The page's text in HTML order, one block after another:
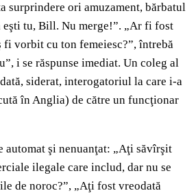
surprindere ori amuzament, bărbatul
eşti tu, Bill. Nu merge!”. „Ar fi fost
fi vorbit cu ton femeiesc?”, întrebă
i se răspunse imediat. Un coleg al
siderat, interogatoriul la care i-a
în Anglia) de către un funcţionar
automat şi nenuanţat: „Aţi săvîrşit
ilegale care includ, dar nu se
de noroc?”, „Aţi fost vreodată